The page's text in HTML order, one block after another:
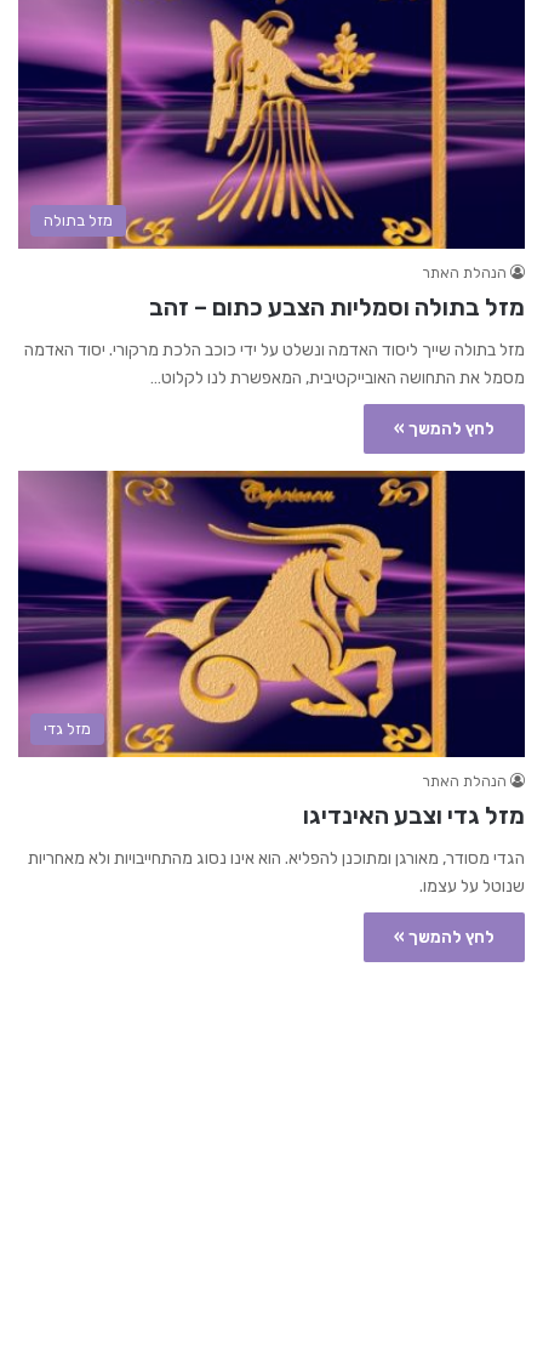
מזל בתולה
הנהלת האתר
מזל בתולה וסמליות הצבע כתום – זהב
מזל בתולה שייך ליסוד האדמה ונשלט על ידי כוכב הלכת מרקורי. יסוד האדמה
מסמל את התחושה האובייקטיבית, המאפשרת לנו לקלוט…
לחץ להמשך »
מזל גדי
הנהלת האתר
מזל גדי וצבע האינדיגו
הגדי מסודר, מאורגן ומתוכנן להפליא. הוא אינו נסוג מהתחייבויות ולא מאחריות
שנוטל על עצמו.
לחץ להמשך »